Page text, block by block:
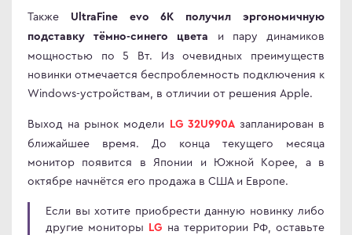
мониторы
и возврат
частями
заказ
Также
UltraFine evo 6K получил эргономичную
подставку тёмно-синего цвета
и пару динамиков
мощностью по 5 Вт. Из очевидных преимуществ
новинки отмечается беспроблемность подключения к
Windows-устройствам, в отличии от решения Apple.
Выход на рынок модели LG 32U990Aзапланирован в
ближайшее время. До конца текущего месяца
монитор появится в Японии и Южной Корее, а в
октябре начнётся его продажа в США и Европе.
Если вы хотите приобрести данную новинку либо
другие мониторы
LG на территории РФ, оставьте